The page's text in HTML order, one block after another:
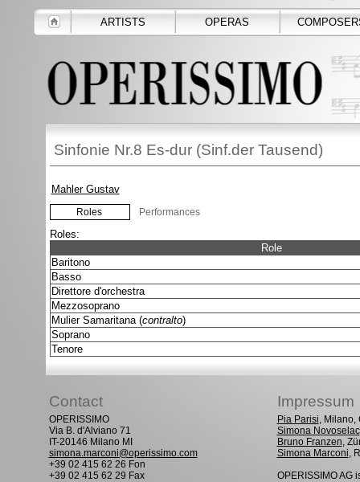
ARTISTS OPERAS
Sinfonie Nr.8 Es-dur (Sinf.der Tausend)
Mahler Gustav
Roles Performances
Roles:
Role
Baritono
Basso
Direttore d'orchestra
Mezzosoprano
Mulier Samaritana (contralto)
Soprano
Tenore
Contact Impressum
OPERISSIMO
Via B. d'Alviano 71
IT-20146 Milano MI
simona.marconi@operissimo.com
+39 02 415 62 26 Fon
+39 02 415 62 29 Fax
Pia Parisi, Milano,
Simona Novoselac
Bruno Franzen,
Simona Marconi,
OPERISSIMO AG